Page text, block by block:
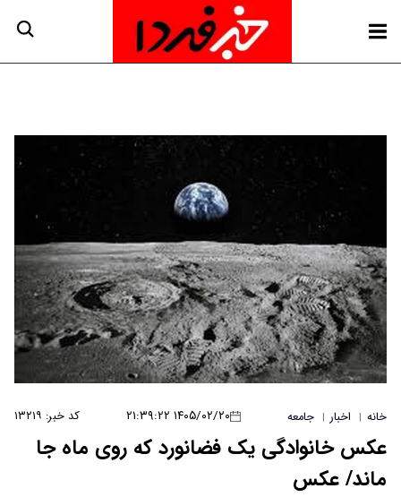
خانه | اخبار | جامعه ۱۴۰۵/۰۲/۲۰ ۲۱:۳۹:۲۲ کد خبر: ۱۳۲۱۹
عکس خانوادگی یک فضانورد که روی ماه جا
ماند/ عکس